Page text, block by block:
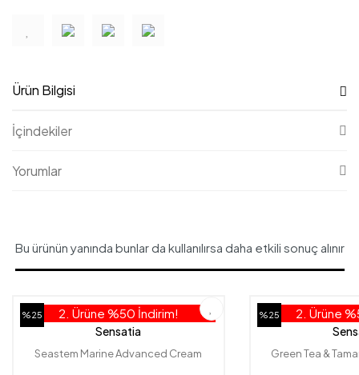
Ürün Bilgisi
İçindekiler
Yorumlar
Bu ürünün yanında bunlar da kullanılırsa daha etkili sonuç alınır
%25 2. Ürüne %50 İndirim!
Sensatia
Seastem Marine Advanced Cream
%25 2. Ürüne
Green Tea &